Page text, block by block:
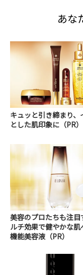
あな
キュッと引き締まり、
とした肌印象に（PR）
美容のプロたちも注目
ルチ効果で健やかな肌
機能美容液（PR）